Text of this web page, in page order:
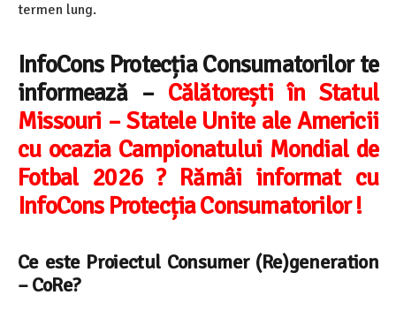
termen lung.
InfoCons Protecția Consumatorilor te
informează – Călătorești în Statul
Missouri – Statele Unite ale Americii
cu ocazia Campionatului Mondial de
Fotbal 2026 ? Rămâi informat cu
InfoCons Protecția Consumatorilor !
Ce este Proiectul Consumer (Re)generation
– CoRe?